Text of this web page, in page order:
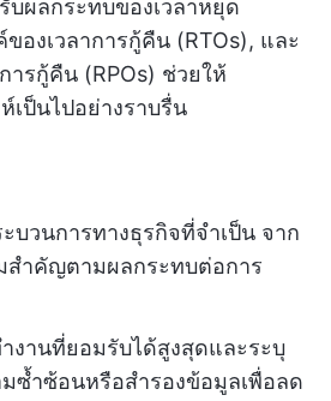
บผลกระทบของเวลาหยุด
องเวลาการกู้คืน (RTOs), และ
ารกู้คืน (RPOs) ช่วยให้
เป็นไปอย่างราบรื่น
บวนการทางธุรกิจที่จำเป็น จาก
สำคัญตามผลกระทบต่อการ
งานที่ยอมรับได้สูงสุดและระบุ
ซ้ำซ้อนหรือสำรองข้อมูลเพื่อลด